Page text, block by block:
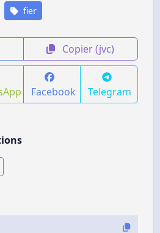
fier
Copier (jvc)
Facebook Telegram